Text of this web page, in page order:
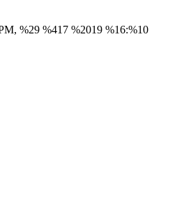
%29 %417 %2019 %16:%10